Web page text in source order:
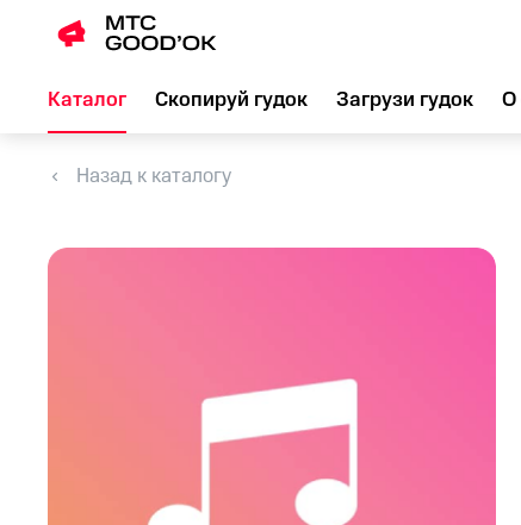
Каталог Скопируй гудок Загрузи гудок О
Назад к каталогу